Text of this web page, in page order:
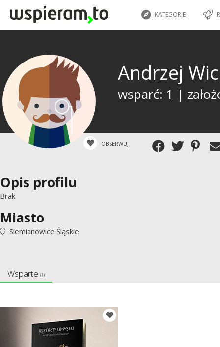
KATEGORIE
Andrzej
wsparć: 1 |
OBSERWUJ
Opis profilu
Brak
Miasto
Siemianowice Śląskie
Wsparte (1)